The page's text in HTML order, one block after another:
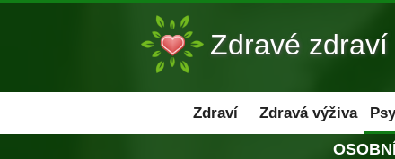
Zdravé zdraví
Zdraví Zdravá výživa